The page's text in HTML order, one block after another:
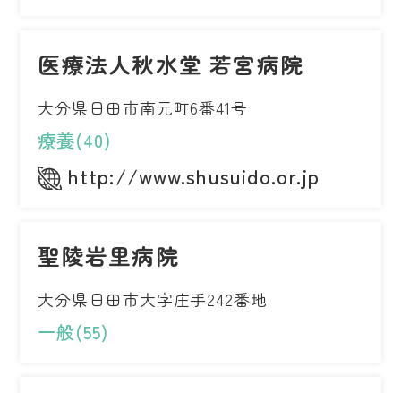
医療法人秋水堂 若宮病院
大分県日田市南元町6番41号
療養(40)
http://www.shusuido.or.jp
聖陵岩里病院
大分県日田市大字庄手242番地
一般(55)